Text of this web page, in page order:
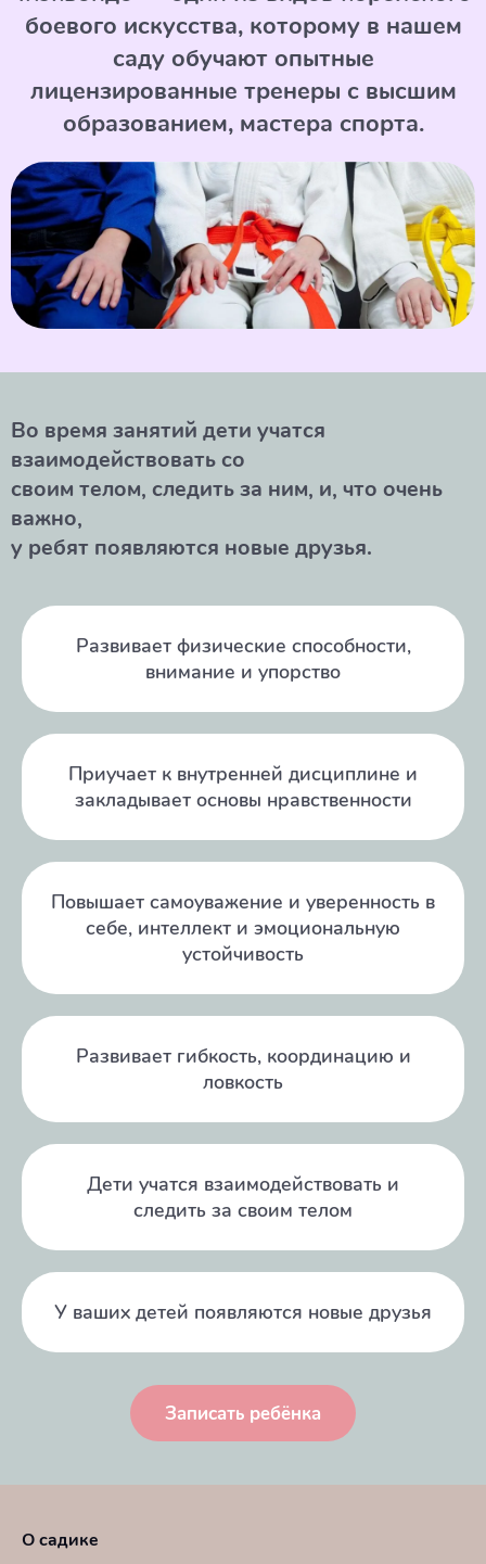
боевого искусства, которому в нашем
саду обучают опытные
лицензированные тренеры с высшим
образованием, мастера спорта.
Во время занятий дети учатся
взаимодействовать со
своим телом, следить за ним, и, что очень
важно,
у ребят появляются новые друзья.
Развивает физические способности,
внимание и упорство
Приучает к внутренней дисциплине и
закладывает основы нравственности
Повышает самоуважение и уверенность в
себе, интеллект и эмоциональную
устойчивость
Развивает гибкость, координацию и
ловкость
Дети учатся взаимодействовать и
следить за своим телом
У ваших детей появляются новые друзья
Записать ребёнка
О садике